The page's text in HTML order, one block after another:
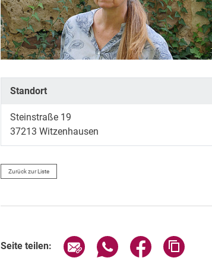
Standort
Steinstraße 19
37213Witzenhausen
Zurück zur Liste
Seite teilen: Seite über E-Mail teilen
Seite über WhatsApp
Seite über